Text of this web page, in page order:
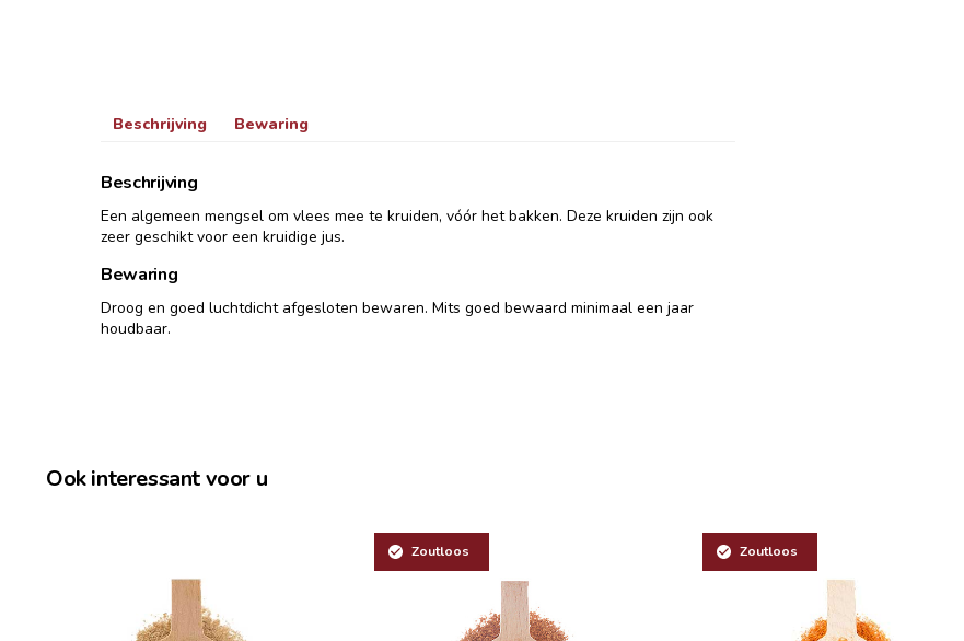
Beschrijving Bewaring
Beschrijving
Een algemeen mengsel om vlees mee te kruiden, vóór het bakken. Deze kruiden zijn ook
zeer geschikt voor een kruidige jus.
Bewaring
Droog en goed luchtdicht afgesloten bewaren. Mits goed bewaard minimaal een jaar
houdbaar.
Ook interessant voor u
Zoutloos Zoutloos